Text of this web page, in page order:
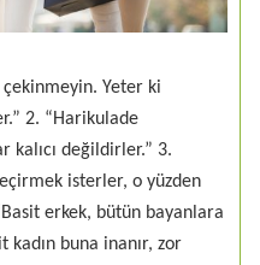
Yeter ki
2. “Harikulade
kalıcı değildirler.” 3.
isterler, o yüzden
erkek, bütün bayanlara
buna inanır, zor